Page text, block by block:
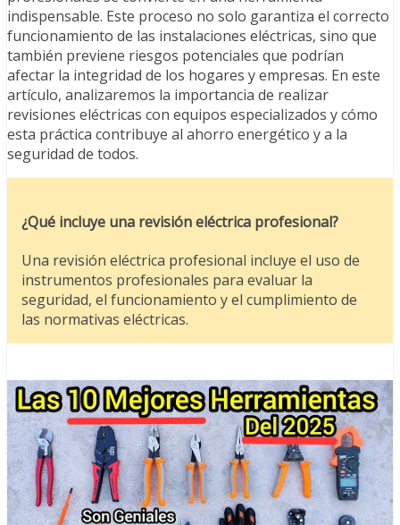
indispensable. Este proceso no solo garantiza el correcto
funcionamiento de las instalaciones eléctricas, sino que
también previene riesgos potenciales que podrían
afectar la integridad de los hogares y empresas. En este
artículo, analizaremos la importancia de realizar
revisiones eléctricas con equipos especializados y cómo
esta práctica contribuye al ahorro energético y a la
seguridad de todos.
¿Qué incluye una revisión eléctrica profesional?
Una revisión eléctrica profesional incluye el uso de
instrumentos profesionales para evaluar la
seguridad, el funcionamiento y el cumplimiento de
las normativas eléctricas.